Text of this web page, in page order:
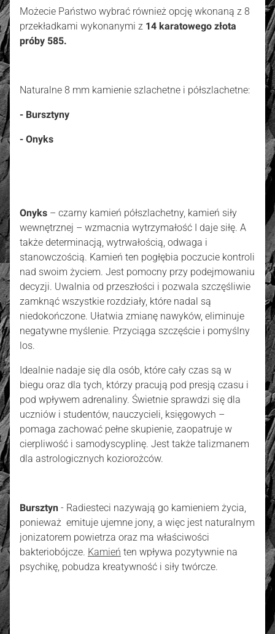
Możecie Państwo wybrać również opcję wkonaną z 8
przekładkami wykonanymi z 14 karatowego złota
próby 585.
Naturalne 8 mm kamienie szlachetne i półszlachetne:
- Bursztyny
- Onyks
Onyks – czarny kamień półszlachetny, kamień siły
wewnętrznej – wzmacnia wytrzymałość I daje siłę. A
także determinacją, wytrwałością, odwaga i
stanowczością. Kamień ten pogłębia poczucie kontroli
nad swoim życiem. Jest pomocny przy podejmowaniu
decyzji. Uwalnia od przeszłości i pozwala szczęśliwie
zamknąć wszystkie rozdziały, które nadal są
niedokończone. Ułatwia zmianę nawyków, eliminuje
negatywne myślenie. Przyciąga szczęście i pomyślny
los.
Idealnie nadaje się dla osób, które cały czas są w
biegu oraz dla tych, którzy pracują pod presją czasu i
pod wpływem adrenaliny. Świetnie sprawdzi się dla
uczniów i studentów, nauczycieli, księgowych –
pomaga zachować pełne skupienie, zaopatruje w
cierpliwość i samodyscyplinę. Jest także talizmanem
dla astrologicznych koziorożców.
Bursztyn - Radiesteci nazywają go kamieniem życia,
ponieważ emituje ujemne jony, a więc jest naturalnym
jonizatorem powietrza oraz ma właściwości
bakteriobójcze. Kamień ten wpływa pozytywnie na
psychikę, pobudza kreatywność i siły twórcze.